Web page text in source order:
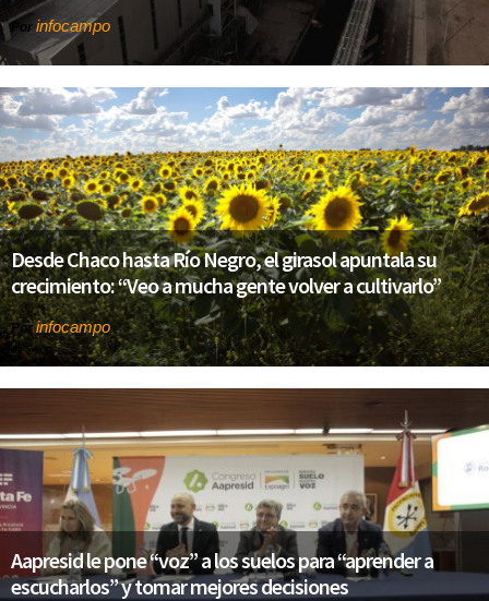
Por infocampo
Desde Chaco hasta Río Negro, el girasol apuntala su
crecimiento: “Veo a mucha gente volver a cultivarlo”
Porinfocampo
Aapresid le pone “voz” a los suelos para “aprender a
escucharlos” y tomar mejores decisiones